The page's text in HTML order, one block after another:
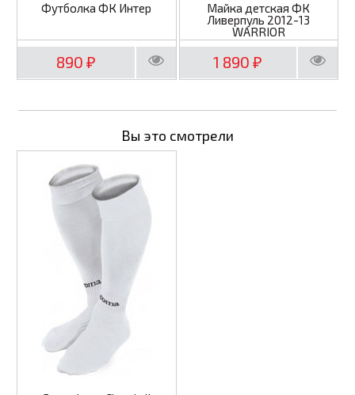
Футболка ФК Интер
890 ₽
Майка детская ФК
Ливерпуль 2012-13
WARRIOR
1 890₽
Вы это смотрели